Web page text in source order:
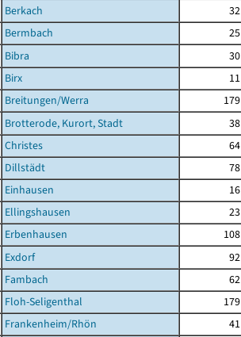
Berkach
32
Bermbach
25
Bibra
30
Birx
11
Breitungen/Werra
179
Brotterode, Kurort, Stadt
38
Christes
64
Dillstädt
78
Einhausen
16
Ellingshausen
23
Erbenhausen
108
Exdorf
92
Fambach
62
Floh-Seligenthal
179
Frankenheim/Rhön
41